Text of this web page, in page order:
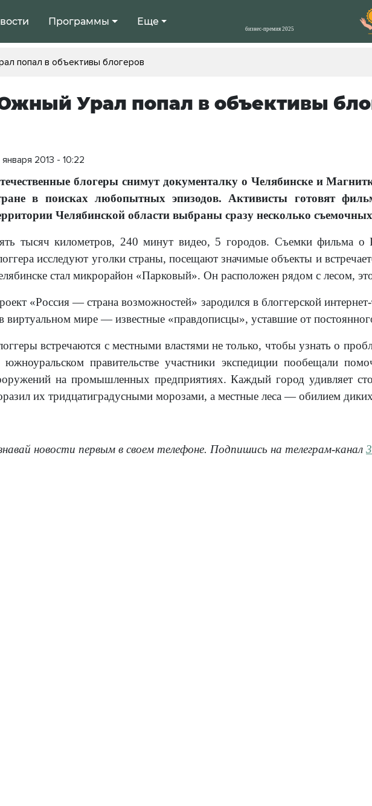
Программы Еще
попал в объективы блогеров
Урал попал в объективы
января 2013 - 10:22
блогеры снимут документалку о Челябинске и
в поисках любопытных эпизодов. Активисты готовят
Челябинской области выбраны сразу несколько
тысяч километров, 240 минут видео, 5 городов. Съемки фильма о
исследуют уголки страны, посещают значимые объекты и
стал микрорайон «Парковый». Он расположен рядом с лесом,
«Россия — страна возможностей» зародился в блоггерской
виртуальном мире — известные «правдописцы», уставшие от
встречаются с местными властями не только, чтобы узнать о
правительстве участники экспедиции пообещали
на промышленных предприятиях. Каждый город удивляет
их тридцатиградусными морозами, а местные леса — обилием
новости первым в своем телефоне. Подпишись на телеграм-канал